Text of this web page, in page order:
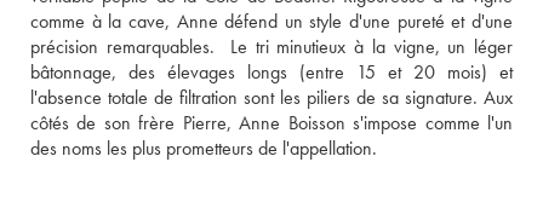
comme à la cave, Anne défend un style d'une pureté et d'une
précision remarquables.  Le tri minutieux à la vigne, un léger
bâtonnage, des élevages longs (entre 15 et 20 mois) et
l'absence totale de filtration sont les piliers de sa signature. Aux
côtés de son frère Pierre, Anne Boisson s'impose comme l'un
des noms les plus prometteurs de l'appellation.